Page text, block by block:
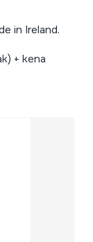
in Ireland.
+ kena